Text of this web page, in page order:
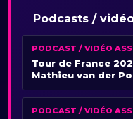
Podcasts /
PODCAST / VIDÉO
Tour de France
Mathieu van der
PODCAST / VIDÉO